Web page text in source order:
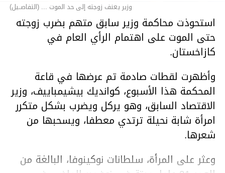
وزير يعنف زوجته إلى حد الموت ... (التفاصــيل)
استحوذت محاكمة وزير سابق متهم بضرب زوجته
حتى الموت على اهتمام الرأي العام في
كازاخستان.
وأظهرت لقطات صادمة تم عرضها في قاعة
المحكمة هذا الأسبوع، كوانديك بيشيمباييف، وزير
الاقتصاد السابق، وهو يركل ويضرب بشكل متكرر
امرأة شابة نحيلة ترتدي معطفا، ويسحبها من
شعرها.
وعثر على المرأة، سلطانات نوكينوفا، البالغة من